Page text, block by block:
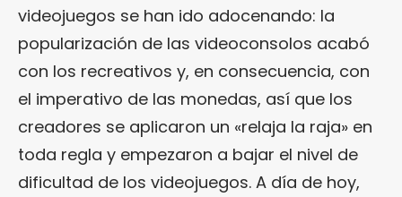
videojuegos se han ido adocenando: la
popularización de las videoconsolos acabó
con los recreativos y, en consecuencia, con
el imperativo de las monedas, así que los
creadores se aplicaron un «relaja la raja» en
toda regla y empezaron a bajar el nivel de
dificultad de los videojuegos. A día de hoy,